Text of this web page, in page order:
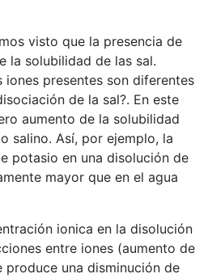
visto que la presencia de
la solubilidad de las sal.
iones presentes son diferentes
de la sal?. En este
aumento de la solubilidad
salino. Así, por ejemplo, la
potasio en una disolución de
mayor que en el agua
ionica en la disolución
entre iones (aumento de
produce una disminución de